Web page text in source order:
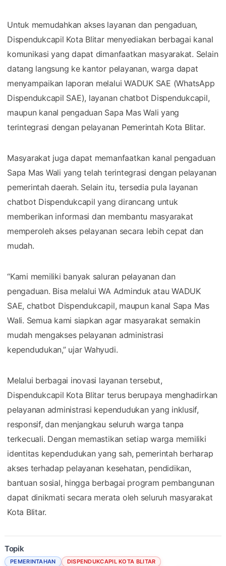
Untuk memudahkan akses layanan dan pengaduan,
Dispendukcapil Kota Blitar menyediakan berbagai kanal
komunikasi yang dapat dimanfaatkan masyarakat. Selain
datang langsung ke kantor pelayanan, warga dapat
menyampaikan laporan melalui WADUK SAE (WhatsApp
Dispendukcapil SAE), layanan chatbot Dispendukcapil,
maupun kanal pengaduan Sapa Mas Wali yang
terintegrasi dengan pelayanan Pemerintah Kota Blitar.
Masyarakat juga dapat memanfaatkan kanal pengaduan
Sapa Mas Wali yang telah terintegrasi dengan pelayanan
pemerintah daerah. Selain itu, tersedia pula layanan
chatbot Dispendukcapil yang dirancang untuk
memberikan informasi dan membantu masyarakat
memperoleh akses pelayanan secara lebih cepat dan
mudah.
“Kami memiliki banyak saluran pelayanan dan
pengaduan. Bisa melalui WA Adminduk atau WADUK
SAE, chatbot Dispendukcapil, maupun kanal Sapa Mas
Wali. Semua kami siapkan agar masyarakat semakin
mudah mengakses pelayanan administrasi
kependudukan,” ujar Wahyudi.
Melalui berbagai inovasi layanan tersebut,
Dispendukcapil Kota Blitar terus berupaya menghadirkan
pelayanan administrasi kependudukan yang inklusif,
responsif, dan menjangkau seluruh warga tanpa
terkecuali. Dengan memastikan setiap warga memiliki
identitas kependudukan yang sah, pemerintah berharap
akses terhadap pelayanan kesehatan, pendidikan,
bantuan sosial, hingga berbagai program pembangunan
dapat dinikmati secara merata oleh seluruh masyarakat
Kota Blitar.
Topik
PEMERINTAHAN DISPENDUKCAPIL KOTA BLITAR